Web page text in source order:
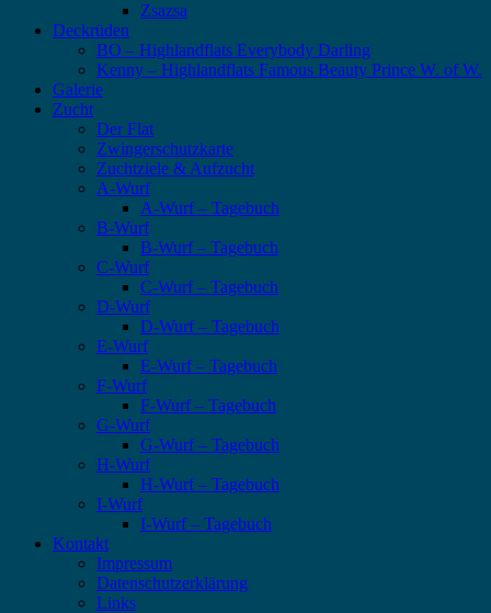
Zsazsa
Deckrüden
BO – Highlandflats Everybody Darling
Kenny – Highlandflats Famous Beauty Prince W. of W.
Galerie
Zucht
Der Flat
Zwingerschutzkarte
Zuchtziele & Aufzucht
A-Wurf
A-Wurf – Tagebuch
B-Wurf
B-Wurf – Tagebuch
C-Wurf
C-Wurf – Tagebuch
D-Wurf
D-Wurf – Tagebuch
E-Wurf
E-Wurf – Tagebuch
F-Wurf
F-Wurf – Tagebuch
G-Wurf
G-Wurf – Tagebuch
H-Wurf
H-Wurf – Tagebuch
I-Wurf
I-Wurf – Tagebuch
Kontakt
Impressum
Datenschutzerklärung
Links